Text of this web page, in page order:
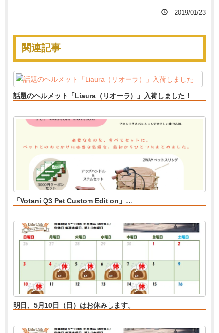
2019/01/23
関連記事
話題のヘルメット「Liaura（リオーラ）」入荷しました！
「Votani Q3 Pet Custom Edition」…
明日、5月10日（日）はお休みします。